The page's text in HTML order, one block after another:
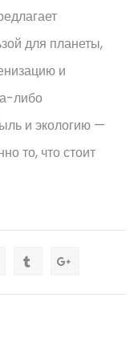
для планеты,
и
либо
и экологию —
то, что стоит